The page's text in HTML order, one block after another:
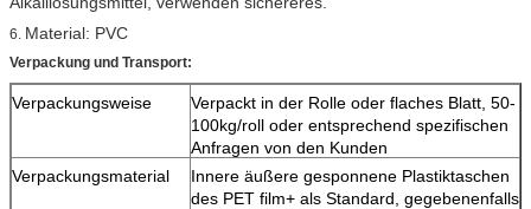
6. Material: PVC
Verpackung und Transport:
Verpackungsweise
Verpackt in der Rolle oder flaches Blatt, 50-
100kg/roll oder entsprechend spezifischen
Anfragen von den Kunden
Verpackungsmaterial
Innere äußere gesponnene Plastiktaschen
des PET film+ als Standard, gegebenenfalls